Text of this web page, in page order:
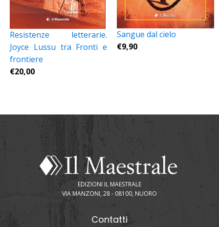
Resistenze letterarie.
Joyce Lussu tra Fronti e
frontiere
€20,00
Sangue dal cielo
€9,90
EDIZIONI IL MAESTRALE
VIA MANZONI, 28 - 08100, NUORO
Contatti